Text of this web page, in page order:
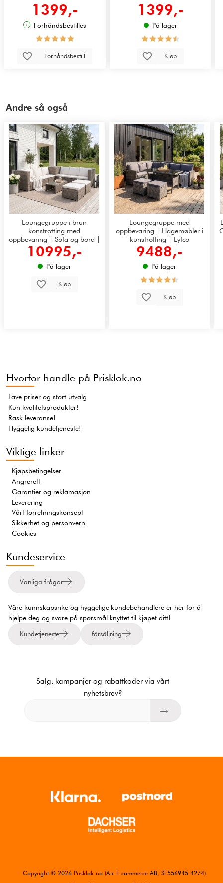
1399,-
Forhåndsbestilles
Forhåndsbestill
1399,-
På lager
Kjøp
Andre så også
Loungegruppe i brun
konstrotting med
oppbevaring | Sofa og bord |
Lyfco Djursvik
10995,-
På lager
Kjøp
Loungegruppe med
oppbevaring | Hagemøbler i
kunstrotting | Lyfco
Tanumshede | Grå
9488,-
På lager
Kjøp
Hvorfor handle på Prisklok.no
Lave priser og stort utvalg
Kun kvalitetsprodukter!
Rask leveranse!
Hyggelig kundetjeneste!
Viktige linker
Kjøpsbetingelser
Angrerett
Garantier og reklamasjon
Leverering
Vårt forretningskonsept
Sikkerhet og personvern
Cookies
Kundeservice
Vanliga frågor
Våre kunnskapsrike og hyggelige kundebehandlere er her for å
hjelpe deg og svare på spørsmål knyttet til kjøpet ditt!
Kundetjeneste försäljning
Salg, kampanjer og rabattkoder via vårt
nyhetsbrev?
Copyright © 2026 Prisklok.no (Arc E-commerce AB, SE556945-4274).